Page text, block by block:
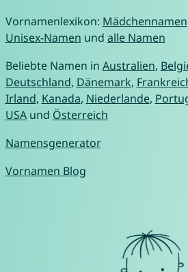
Vornamenlexikon: Mädchennamen
Unisex-Namen und alle Namen
Beliebte Namen in Australien,
Deutschland, Dänemark,
Irland, Kanada, Niederlande,
USAund Österreich
Namensgenerator
Vornamen Blog